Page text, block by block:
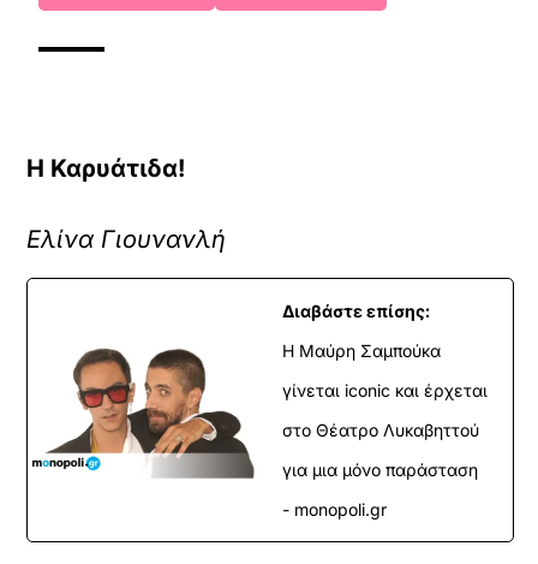
Η Καρυάτιδα!
Ελίνα Γιουνανλή
Διαβάστε επίσης:
Η Μαύρη Σαμπούκα
γίνεται iconic και έρχεται
στο Θέατρο Λυκαβηττού
για μια μόνο παράσταση
- monopoli.gr